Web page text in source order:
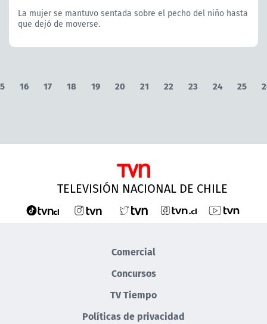
La mujer se mantuvo sentada sobre el pecho del niño hasta
que dejó de moverse.
16 17 18 19 20 21 22 23 24 25
TELEVISIÓN NACIONAL DE CHILE
Comercial
Concursos
TV Tiempo
Políticas de privacidad